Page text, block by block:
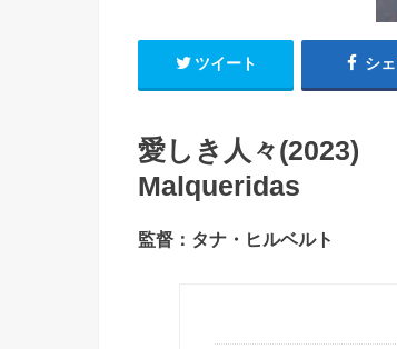
ツイート シ
愛しき人々(2023)
Malqueridas
監督：タナ・ヒルベルト